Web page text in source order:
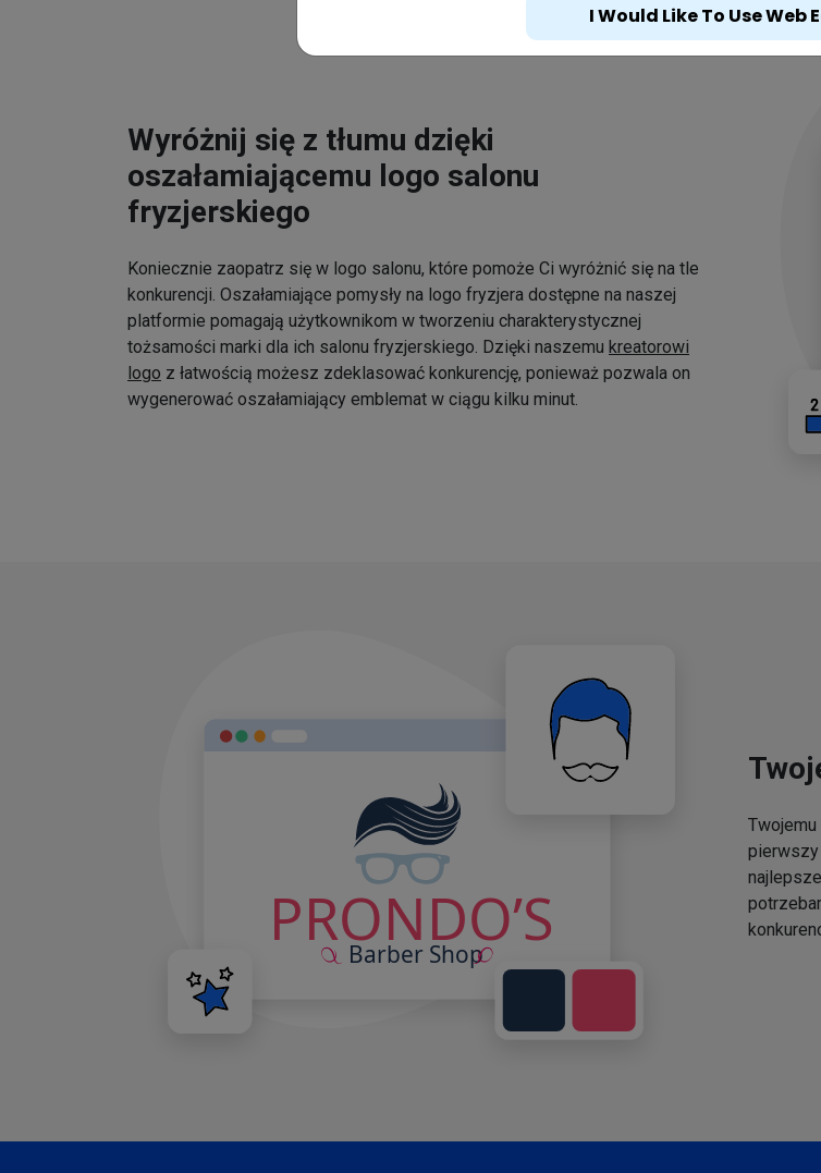
Wyróżnij się z tłumu dzięki
oszałamiającemu logo salonu
fryzjerskiego
Koniecznie zaopatrz się w logo salonu, które pomoże Ci wyróżnić się na tle
konkurencji. Oszałamiające pomysły na logo fryzjera dostępne na naszej
platformie pomagają użytkownikom w tworzeniu charakterystycznej
tożsamości marki dla ich salonu fryzjerskiego. Dzięki naszemu kreatorowi
logo z łatwością możesz zdeklasować konkurencję, ponieważ pozwala on
wygenerować oszałamiający emblemat w ciągu kilku minut.
pierwszy
I Would Like To Use Web